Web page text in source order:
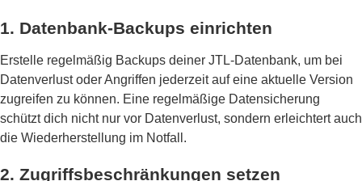
1. Datenbank-Backups einrichten
Erstelle regelmäßig Backups deiner JTL-Datenbank, um bei
Datenverlust oder Angriffen jederzeit auf eine aktuelle Version
zugreifen zu können. Eine regelmäßige Datensicherung
schützt dich nicht nur vor Datenverlust, sondern erleichtert auch
die Wiederherstellung im Notfall.
2. Zugriffsbeschränkungen setzen